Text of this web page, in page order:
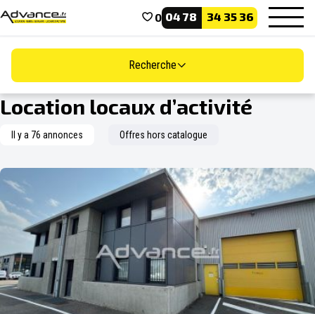
0 04 78 34 35 36
Recherche
Location locaux d’activité
Il y a 76 annonces Offres hors catalogue